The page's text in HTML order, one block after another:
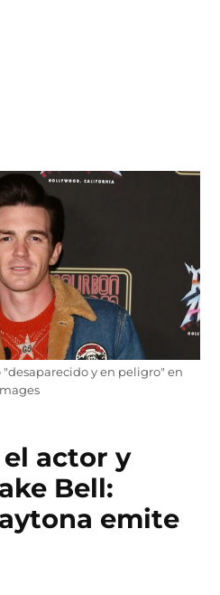
y en peligro" en
el actor y
Bell:
emite